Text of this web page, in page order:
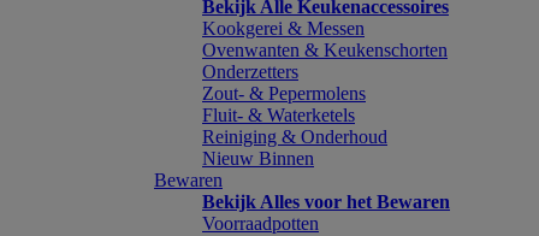
Bekijk Alle Keukenaccessoires
Kookgerei & Messen
Ovenwanten & Keukenschorten
Onderzetters
Zout- & Pepermolens
Fluit- & Waterketels
Reiniging & Onderhoud
Nieuw Binnen
Bewaren
Bekijk Alles voor het Bewaren
Voorraadpotten